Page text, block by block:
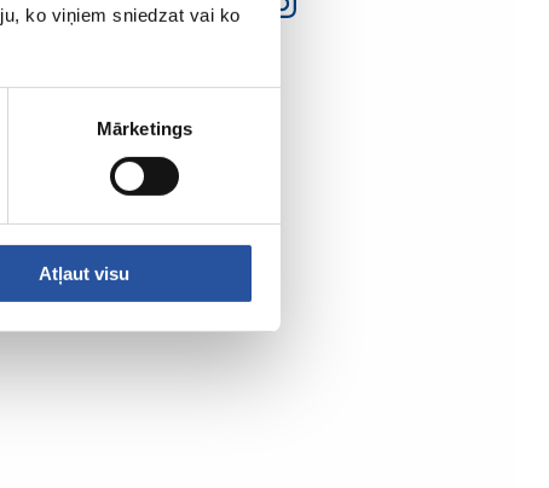
ko viņiem sniedzat vai ko
Mārketings
Atļaut visu